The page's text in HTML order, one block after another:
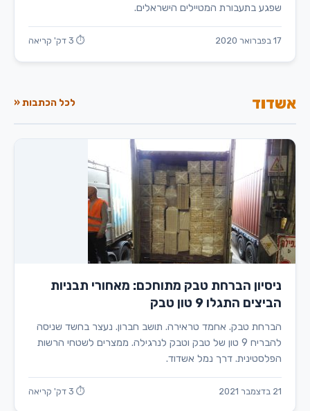
שפגע בתעבורת המטיילים הישראלים.
17 בפברואר 2020 ⏱ 3 דק' קריאה
אשדוד לכל הכתבות «
ניסיון הברחת טבק מתוחכם: מאחורי תבניות
הביצים התגלו 9 טון טבק
הברחת טבק. אחמד טראירה. תושב חברון. נעצר בחשד שניסה
להבריח 9 טון של טבק וטבק לנרגילה. ממצרים לשטחי הרשות
הפלסטינית. דרך נמל אשדוד.
21 בדצמבר 2021 ⏱ 3 דק' קריאה